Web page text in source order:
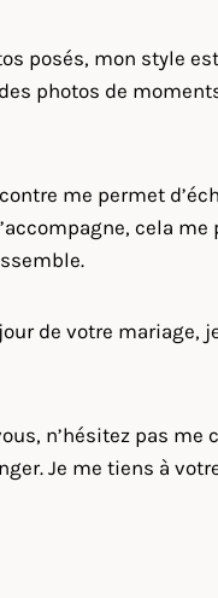
posés, mon style
photos de
me permet
cela
de votre mariage,
n’hésitez pas
Je me tiens à